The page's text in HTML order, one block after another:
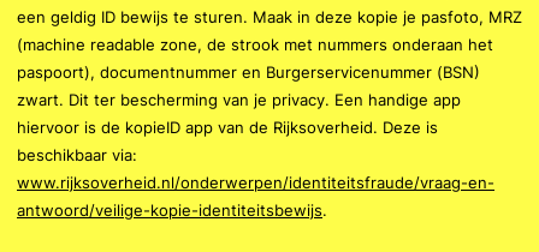
een geldig ID bewijs te sturen. Maak in deze kopie je pasfoto, MRZ
(machine readable zone, de strook met nummers onderaan het
paspoort), documentnummer en Burgerservicenummer (BSN)
zwart. Dit ter bescherming van je privacy. Een handige app
hiervoor is de kopieID app van de Rijksoverheid. Deze is
beschikbaar via:
www.rijksoverheid.nl/onderwerpen/identiteitsfraude/vraag-en-
antwoord/veilige-kopie-identiteitsbewijs.